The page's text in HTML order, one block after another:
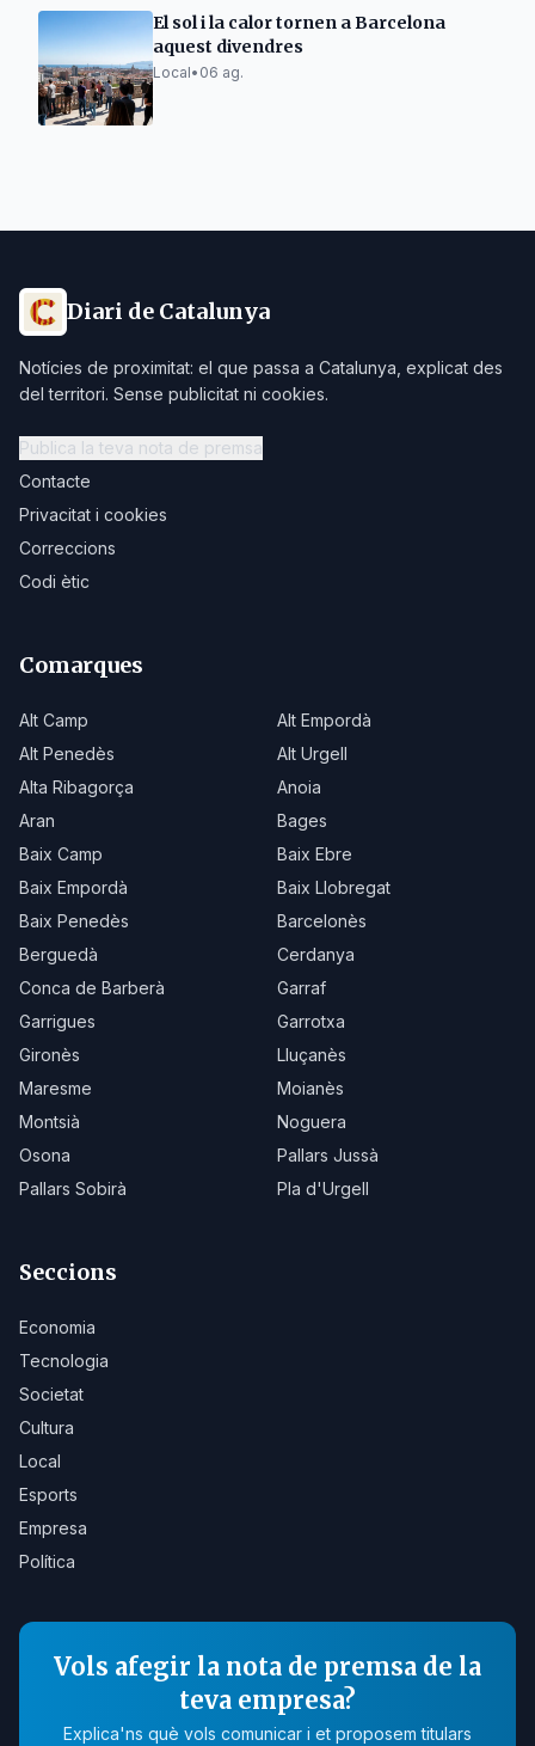
El sol i la calor tornen a Barcelona
aquest divendres
Local• 06 ag.
Diari de Catalunya
Notícies de proximitat: el que passa a Catalunya, explicat des
del territori. Sense publicitat ni cookies.
Publica la teva nota de premsa
Contacte
Privacitat i cookies
Correccions
Codi ètic
Comarques
Alt Camp
Alt Empordà
Alt Penedès
Alt Urgell
Alta Ribagorça
Anoia
Aran
Bages
Baix Camp
Baix Ebre
Baix Empordà
Baix Llobregat
Baix Penedès
Barcelonès
Berguedà
Cerdanya
Conca de Barberà
Garraf
Garrigues
Garrotxa
Gironès
Lluçanès
Maresme
Moianès
Montsià
Noguera
Osona
Pallars Jussà
Pallars Sobirà
Pla d'Urgell
Seccions
Economia
Tecnologia
Societat
Cultura
Local
Esports
Empresa
Política
Vols afegir la nota de premsa de la
teva empresa?
Explica'ns què vols comunicar i et proposem titulars